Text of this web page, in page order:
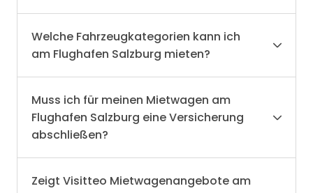
Welche Fahrzeugkategorien kann ich
am Flughafen Salzburg mieten?
Muss ich für meinen Mietwagen am
Flughafen Salzburg eine Versicherung
abschließen?
Zeigt Visitteo Mietwagenangebote am